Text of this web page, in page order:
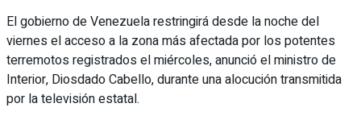
El gobierno de Venezuela restringirá desde la noche del
viernes el acceso a la zona más afectada por los potentes
terremotos registrados el miércoles, anunció el ministro de
Interior, Diosdado Cabello, durante una alocución transmitida
por la televisión estatal.